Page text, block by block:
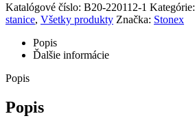
Katalógové číslo: B20-220112-1 Kategórie:
stanice, Všetky produkty Značka: Stonex
Popis
Ďalšie informácie
Popis
Popis